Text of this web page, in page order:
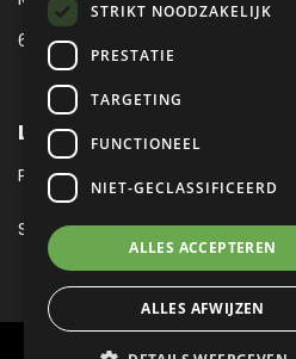
6651 KV DRUTEN / THE NETHERLANDS
LEGAL
PRIVACY VERKLARING
SITEMAP
STRIKT NOODZAKELIJK
PRESTATIE
TARGETING
FUNCTIONEEL
NIET-GECLASSIFICEERD
ALLES ACCEPTEREN
ALLES AFWIJZEN